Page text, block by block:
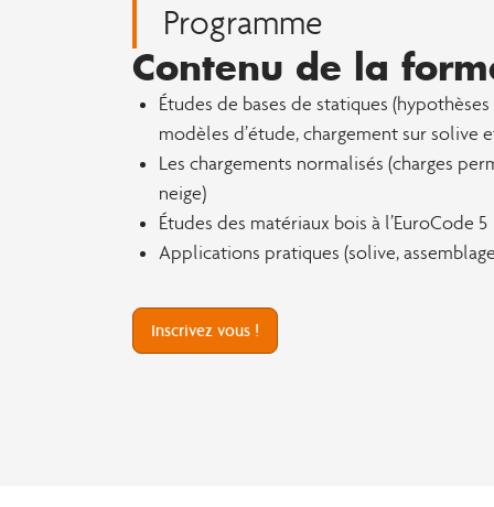
Programme
Contenu de la
Études de bases de statiques
modèles d’étude, chargement sur solive
Les chargements normalisés (charges
neige)
Études des matériaux bois à l’EuroCode 5
Applications pratiques (solive,
Inscrivez vous !